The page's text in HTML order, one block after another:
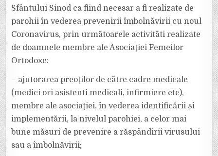
Sfântului Sinod ca fiind necesar a fi realizate de
parohii în vederea prevenirii îmbolnăvirii cu noul
Coronavirus, prin următoarele activităti realizate
de doamnele membre ale Asociației Femeilor
Ortodoxe:
– ajutorarea preoților de către cadre medicale
(medici ori asistenti medicali, infirmiere etc),
membre ale asociației, în vederea identificării și
implementării, la nivelul parohiei, a celor mai
bune măsuri de prevenire a răspândirii virusului
sau a îmbolnăvirii;